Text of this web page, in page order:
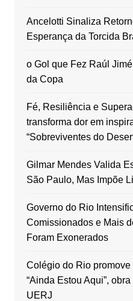
Ancelotti Sinaliza
Esperança da Torcida
o Gol que Fez Raúl
da Copa
Fé, Resiliência e
transforma dor em
“Sobreviventes do
Gilmar Mendes Valida
São Paulo, Mas Impõe
Governo do Rio
Comissionados e Mais
Foram Exonerados
Colégio do Rio
“Ainda Estou Aqui”,
UERJ